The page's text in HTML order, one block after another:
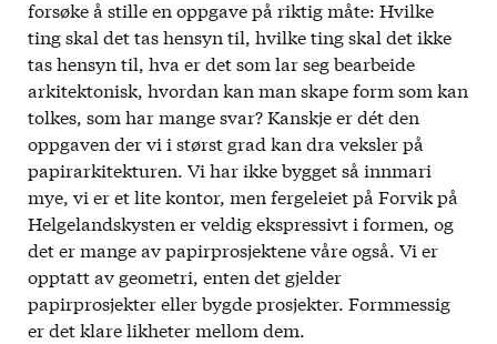
forsøke å stille en oppgave på riktig måte: Hvilke
ting skal det tas hensyn til, hvilke ting skal det ikke
tas hensyn til, hva er det som lar seg bearbeide
arkitektonisk, hvordan kan man skape form som kan
tolkes, som har mange svar? Kanskje er dét den
oppgaven der vi i størst grad kan dra veksler på
papirarkitekturen. Vi har ikke bygget så innmari
mye, vi er et lite kontor, men fergeleiet på Forvik på
Helgelandskysten er veldig ekspressivt i formen, og
det er mange av papirprosjektene våre også. Vi er
opptatt av geometri, enten det gjelder
papirprosjekter eller bygde prosjekter. Formmessig
er det klare likheter mellom dem.